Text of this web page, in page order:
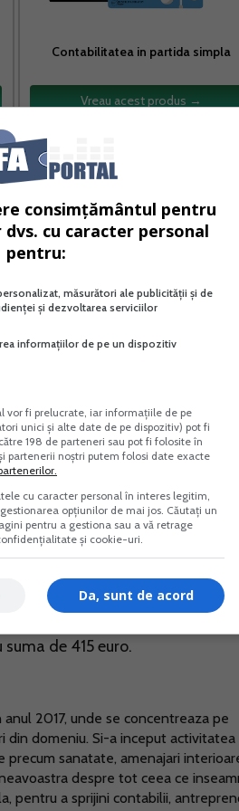
Contabilitatea in partida simpla
Vreau acest produs →
de stat incheiat cu
depuse ca nu detin salariati
(2) din Legea nr. 287/2009
profesii liberale
domeniile de activitate
2020 care modifica si
in exercitiul financiar
de finantare. Exceptia o
financiare depuse ca nu detin
care au fost infiintati in anul
al cifrei de afaceri se
de 415 euro.
anul 2017, unde se concentreaza pe
domeniu. Si-a inceput activitatea
sanatate, amenajari
despre tot ceea ce
pentru a sprijini contabilii,
consimțământul pentru
cu caracter personal
pentru:
măsurători ale publicității și de
și dezvoltarea serviciilor
informațiilor de pe un dispozitiv
vor fi prelucrate, iar informațiile de pe
unici și alte date de pe dispozitiv) pot fi
198 de parteneri sau pot fi folosite în
partenerii noștri putem folosi date exacte
cu caracter personal în interes legitim,
opțiunilor de mai jos. Căutați un
pentru a gestiona sau a vă retrage
și cookie-uri.
Da, sunt de acord